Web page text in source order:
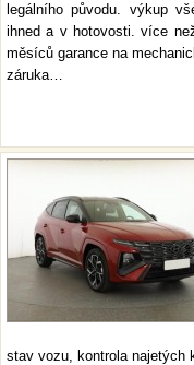
legálního původu. výkup
ihned a v hotovosti. více
měsíců garance na
záruka…
stav vozu, kontrola najetých